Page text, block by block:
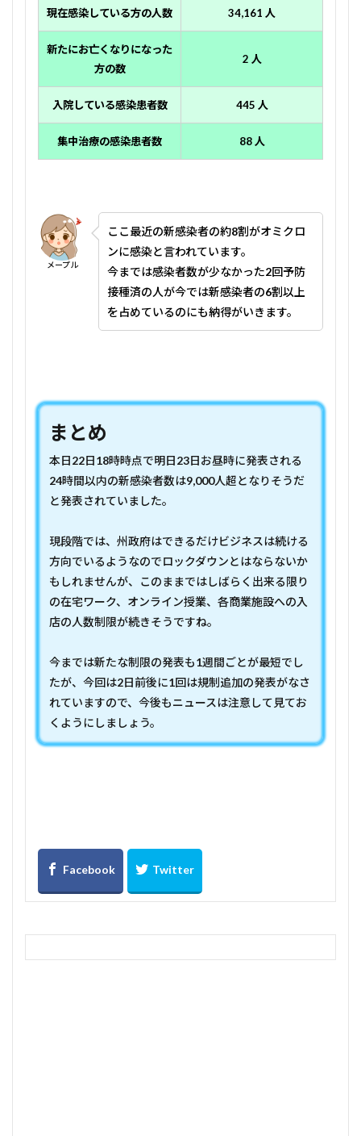
現在感染している方の人数 34,161 人
新たにお亡くなりになった
方の数
2 人
入院している感染患者数 445 人
集中治療の感染患者数 88人
メープル
ここ最近の新感染者の約8割がオミクロ
ンに感染と言われています。
今までは感染者数が少なかった2回予防
接種済の人が今では新感染者の6割以上
を占めているのにも納得がいきます。
まとめ
本日22日18時時点で明日23日お昼時に発表される
24時間以内の新感染者数は9,000人超となりそうだ
と発表されていました。
現段階では、州政府はできるだけビジネスは続ける
方向でいるようなのでロックダウンとはならないか
もしれませんが、このままではしばらく出来る限り
の在宅ワーク、オンライン授業、各商業施設への入
店の人数制限が続きそうですね。
今までは新たな制限の発表も1週間ごとが最短でし
たが、今回は2日前後に1回は規制追加の発表がなさ
れていますので、今後もニュースは注意して見てお
くようにしましょう。